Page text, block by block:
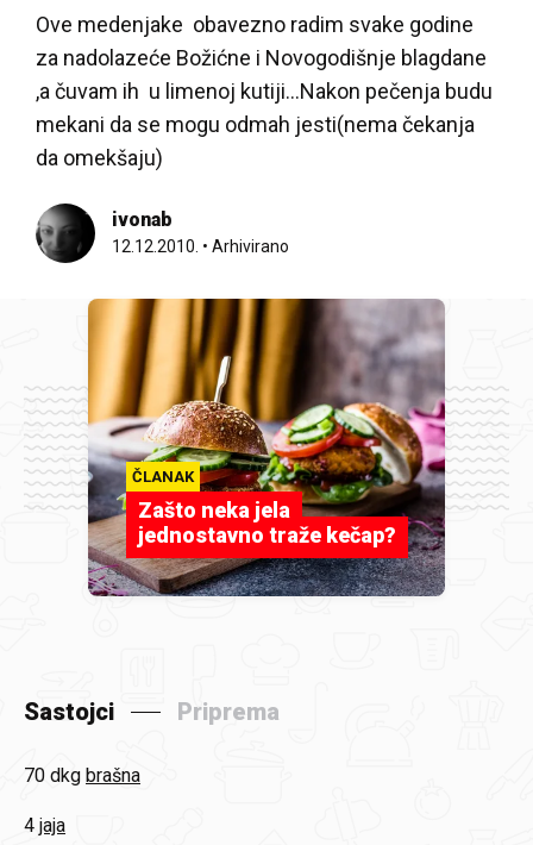
Ove medenjake obavezno radim svake godine
za nadolazeće Božićne i Novogodišnje blagdane
,a čuvam ih u limenoj kutiji...Nakon pečenja budu
mekani da se mogu odmah jesti(nema čekanja
da omekšaju)
ivonab
12.12.2010. • Arhivirano
ČLANAK
Zašto neka jela
jednostavno traže kečap?
Sastojci Priprema
70 dkg brašna
4 jaja